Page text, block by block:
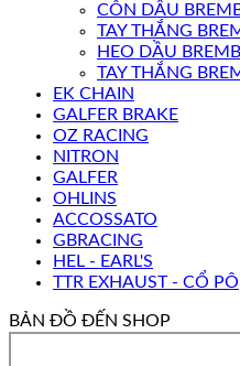
CÔN DẦU
TAY THẮNG
HEO DẦU
TAY THẮNG
EK CHAIN
GALFER BRAKE
OZ RACING
NITRON
GALFER
OHLINS
ACCOSSATO
GBRACING
HEL - EARL'S
TTR EXHAUST - CỔ PÔ
BẢN ĐỒ ĐẾN SHOP